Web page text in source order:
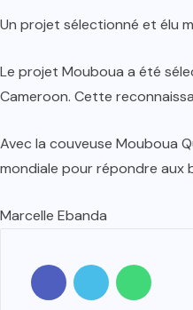
Un projet sélectionné et élu
Le projet Mouboua a été
Cameroon. Cette
Avec la couveuse Mouboua
mondiale pour répondre aux
Marcelle Ebanda